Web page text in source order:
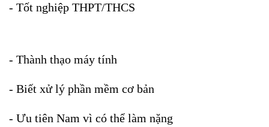
- Tốt nghiệp THPT/THCS
- Thành thạo máy tính
- Biết xử lý phần mềm cơ bản
- Ưu tiên Nam vì có thể làm nặng